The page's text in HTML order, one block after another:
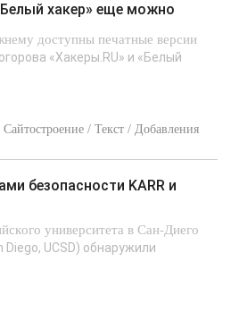
хакер» еще можно
доступны печатные версии
«Хакеры.RU» и «Белый
/ Текст / Добавления
университета в Сан-Диего
UCSD) обнаружили